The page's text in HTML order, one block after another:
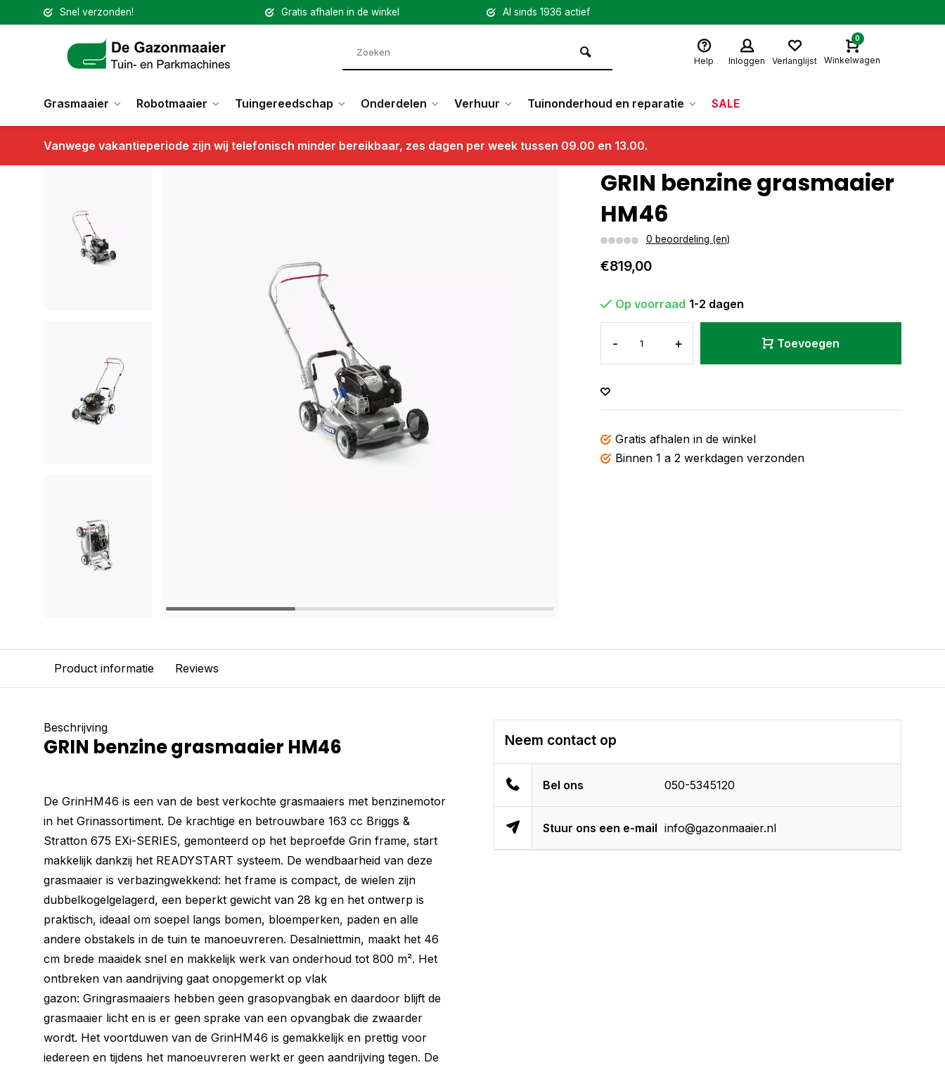
Snel verzonden! Gratis afhalen in de winkel Al sinds 1936 actief
Help Inloggen Verlanglijst
0
Winkelwagen
Grasmaaier Robotmaaier Tuingereedschap Onderdelen Verhuur Tuinonderhoud en reparatie SALE
Vanwege vakantieperiode zijn wij telefonisch minder bereikbaar, zes dagen per week tussen 09.00 en 13.00.
Terug GRIN benzine grasmaaier HM46
GRIN benzine grasmaaier
HM46
0 beoordeling (en)
€819,00
Op voorraad 1-2 dagen
- + Toevoegen
Gratis afhalen in de winkel
Binnen 1 a 2 werkdagen verzonden
Product informatie Reviews
Beschrijving
GRIN benzine grasmaaier HM46
De GrinHM46 is een van de best verkochte grasmaaiers met benzinemotor
in het Grinassortiment. De krachtige en betrouwbare 163 cc Briggs &
Stratton 675 EXi-SERIES, gemonteerd op het beproefde Grin frame, start
makkelijk dankzij het READYSTART systeem. De wendbaarheid van deze
grasmaaier is verbazingwekkend: het frame is compact, de wielen zijn
dubbelkogelgelagerd, een beperkt gewicht van 28 kg en het ontwerp is
praktisch, ideaal om soepel langs bomen, bloemperken, paden en alle
andere obstakels in de tuin te manoeuvreren. Desalniettmin, maakt het 46
cm brede maaidek snel en makkelijk werk van onderhoud tot 800 m². Het
ontbreken van aandrijving gaat onopgemerkt op vlak
gazon: Gringrasmaaiers hebben geen grasopvangbak en daardoor blijft de
grasmaaier licht en is er geen sprake van een opvangbak die zwaarder
wordt. Het voortduwen van de GrinHM46 is gemakkelijk en prettig voor
iedereen en tijdens het manoeuvreren werkt er geen aandrijving tegen. De
Neem contact op
Bel ons 050-5345120
Stuur ons een e-mail info@gazonmaaier.nl